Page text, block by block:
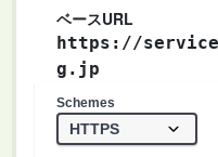
ベースURL
https://
g.jp
Schemes